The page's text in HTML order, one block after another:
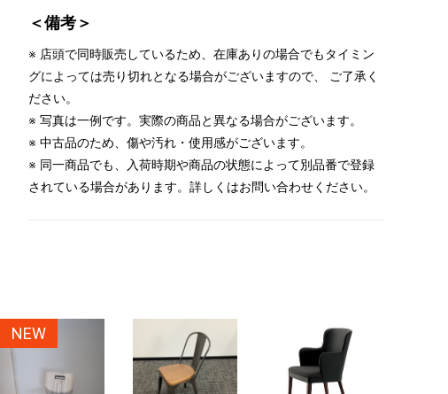
＜備考＞
※ 店頭で同時販売しているため、在庫ありの場合でもタイミン
グによっては売り切れとなる場合がございますので、 ご了承く
ださい。
※ 写真は一例です。実際の商品と異なる場合がございます。
※ 中古品のため、傷や汚れ・使用感がございます。
※ 同一商品でも、入荷時期や商品の状態によって別品番で登録
されている場合があります。詳しくはお問い合わせください。
NEW